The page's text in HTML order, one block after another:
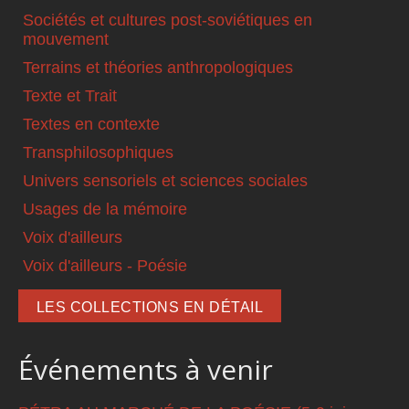
Sociétés et cultures post-soviétiques en
mouvement
Terrains et théories anthropologiques
Texte et Trait
Textes en contexte
Transphilosophiques
Univers sensoriels et sciences sociales
Usages de la mémoire
Voix d'ailleurs
Voix d'ailleurs - Poésie
LES COLLECTIONS EN DÉTAIL
Événements à venir